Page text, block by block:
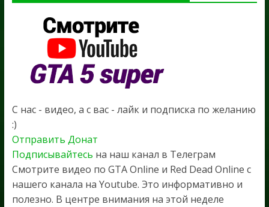
С нас - видео, а с вас - лайк и подписка по желанию
:)
Отправить Донат
Подписывайтесь на наш канал в Телеграм
Смотрите видео по GTA Online и Red Dead Online с
нашего канала на Youtube. Это информативно и
полезно. В центре внимания на этой неделе